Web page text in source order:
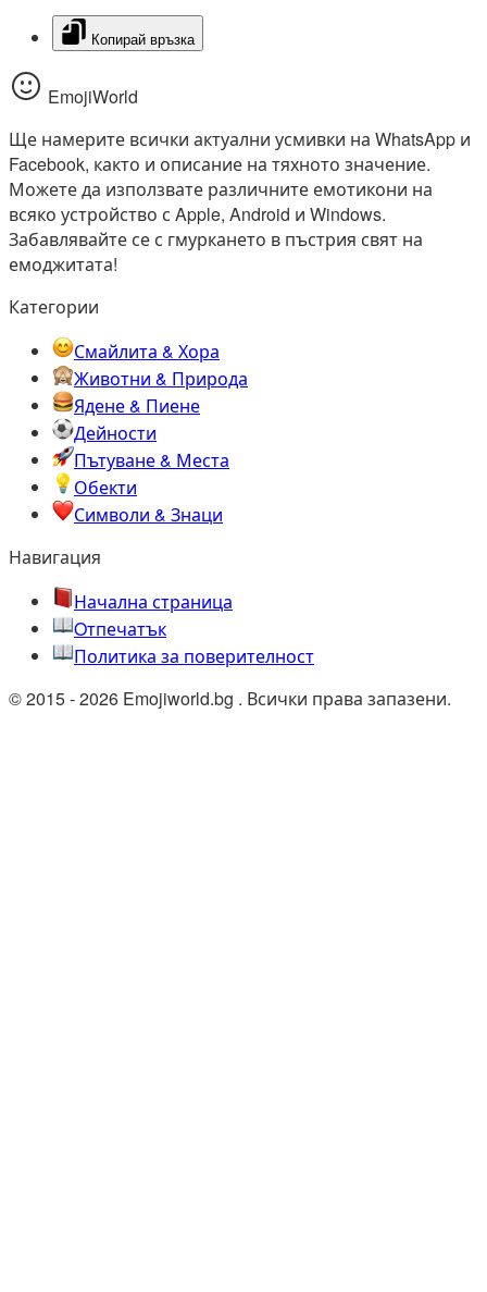
Копирай връзка
EmojiWorld
Ще намерите всички актуални усмивки на WhatsApp и
Facebook, както и описание на тяхното значение.
Можете да използвате различните емотикони на
всяко устройство с Apple, Android и Windows.
Забавлявайте се с гмуркането в пъстрия свят на
емоджитата!
Категории
Смайлита & Хора
Животни & Природа
Ядене & Пиене
Дейности
Пътуване & Места
Обекти
Символи & Знаци
Навигация
Начална страница
Oтпечатък
Политика за поверителност
© 2015 - 2026 Emojiworld.bg . Всички права запазени.